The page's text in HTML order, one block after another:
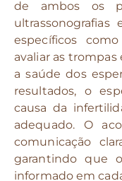
de ambos os
ultrassonografias
específicos
avaliar as trompas
a saúde dos
resultados, o
causa da
adequado. O
comunicação
garantindo que
informado em